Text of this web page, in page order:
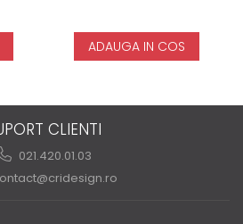
ADAUGA IN COS
CLIENTI
021.420.01.03